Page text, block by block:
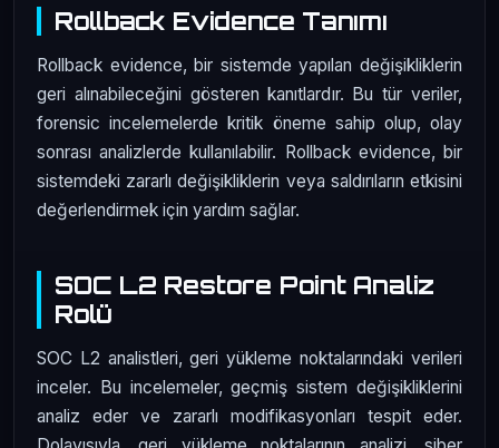
Rollback Evidence Tanımı
Rollback evidence, bir sistemde yapılan değişikliklerin
geri alınabileceğini gösteren kanıtlardır. Bu tür veriler,
forensic incelemelerde kritik öneme sahip olup, olay
sonrası analizlerde kullanılabilir. Rollback evidence, bir
sistemdeki zararlı değişikliklerin veya saldırıların etkisini
değerlendirmek için yardım sağlar.
SOC L2 Restore Point Analiz
Rolü
SOC L2 analistleri, geri yükleme noktalarındaki verileri
inceler. Bu incelemeler, geçmiş sistem değişikliklerini
analiz eder ve zararlı modifikasyonları tespit eder.